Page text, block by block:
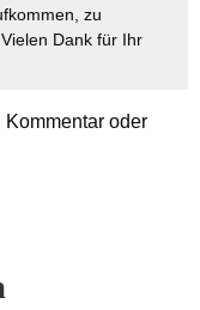
zu
Dank für Ihr
oder